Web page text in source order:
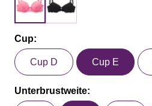
Cup:
Cup D Cup E
Unterbrustweite: